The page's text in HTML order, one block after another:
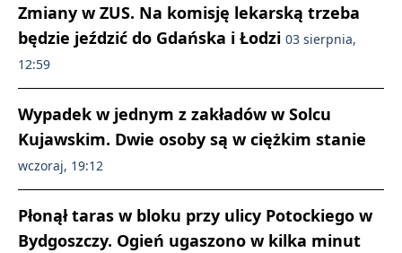
Zmiany w ZUS. Na komisję lekarską trzeba
będzie jeździć do Gdańska i Łodzi 03 sierpnia,
12:59
Wypadek w jednym z zakładów w Solcu
Kujawskim. Dwie osoby są w ciężkim stanie
wczoraj, 19:12
Płonął taras w bloku przy ulicy Potockiego w
Bydgoszczy. Ogień ugaszono w kilka minut